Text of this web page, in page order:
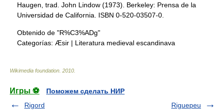
Haugen, trad. John Lindow (1973). Berkeley: Prensa de la
Universidad de California. ISBN 0-520-03507-0.
Obtenido de "R%C3%ADg"
Categorías: Æsir | Literatura medieval escandinava
Wikimedia foundation 2010
Игры ⚽
Поможем сделать НИР
Rigord
Riguepeu